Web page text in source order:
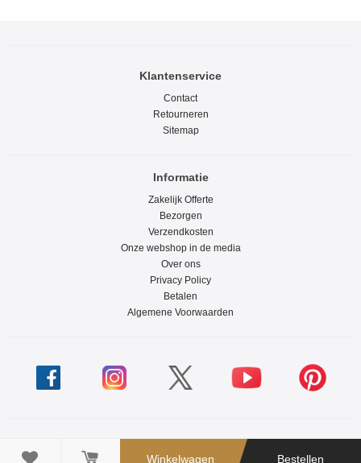
 Winkelwagen Bestellen
Klantenservice
Contact
Retourneren
Sitemap
Informatie
Zakelijk Offerte
Bezorgen
Verzendkosten
Onze webshop in de media
Over ons
Privacy Policy
Betalen
Algemene Voorwaarden